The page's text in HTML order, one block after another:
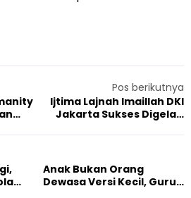
Pos berikutnya
Ijtima Lajnah Imaillah DKI
Jakarta Sukses Digelar,
Islami di Kota Metropolitan
Anak Bukan Orang
Dewasa Versi Kecil, Guru